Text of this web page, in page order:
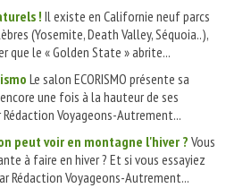
! Il existe en Californie neuf parcs
(Yosemite, Death Valley, Séquoia..),
que le « Golden State » abrite...
Le salon ECORISMO présente sa
une fois à la hauteur de ses
Voyageons-Autrement...
peut voir en montagne l'hiver ? Vous
à faire en hiver ? Et si vous essayiez
Rédaction Voyageons-Autrement...